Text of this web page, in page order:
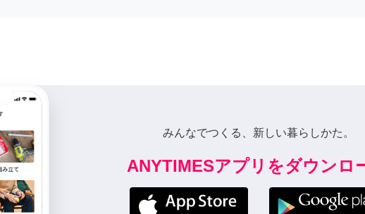
みんなでつくる、新しい暮らしかた。
ANYTIMESアプリをダウンロ